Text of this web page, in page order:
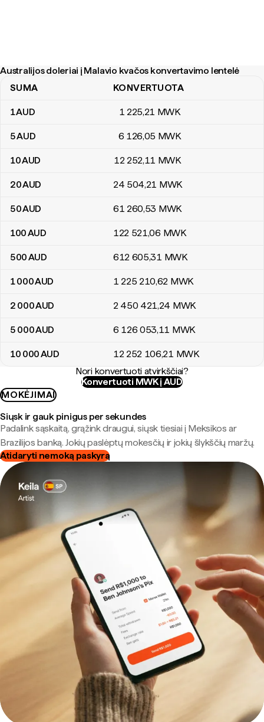
Australijos doleriai į Malavio kvačos konvertavimo lentelė
Australijos doleriai į Malavio kvačos konvertavimo lentelė
SUMA KONVERTUOTA
1AUD 1 225,21 MWK
5AUD 6 126,05 MWK
10AUD 12 252,11 MWK
20AUD 24 504,21 MWK
50AUD 61 260,53 MWK
100AUD 122 521,06 MWK
500AUD 612 605,31 MWK
1 000AUD 1 225 210,62 MWK
2 000AUD 2 450 421,24 MWK
5 000AUD 6 126 053,11 MWK
10 000AUD 12 252 106,21 MWK
Nori konvertuoti atvirkščiai?
Konvertuoti MWK į AUD
MOKĖJIMAI
Siųsk ir gauk pinigus per sekundes
Padalink sąskaitą, grąžink draugui, siųsk tiesiai į Meksikos ar
Brazilijos banką. Jokių paslėptų mokesčių ir jokių šlykščių maržų.
Atidaryti nemoką paskyrą